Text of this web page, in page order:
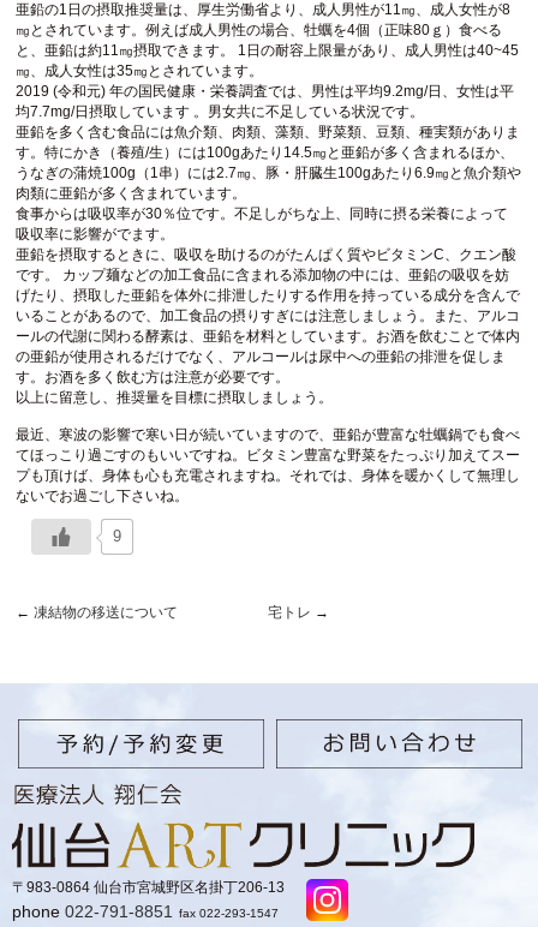
亜鉛の1日の摂取推奨量は、厚生労働省より、成人男性が11㎎、成人女性が8
㎎とされています。例えば成人男性の場合、牡蠣を4個（正味80ｇ）食べる
と、亜鉛は約11㎎摂取できます。 1日の耐容上限量があり、成人男性は40~45
㎎、成人女性は35㎎とされています。
2019 (令和元) 年の国民健康・栄養調査では、男性は平均9.2mg/日、女性は平
均7.7mg/日摂取しています 。男女共に不足している状況です。
亜鉛を多く含む食品には魚介類、肉類、藻類、野菜類、豆類、種実類がありま
す。特にかき（養殖/生）には100gあたり14.5㎎と亜鉛が多く含まれるほか、
うなぎの蒲焼100g（1串）には2.7㎎、豚・肝臓生100gあたり6.9㎎と魚介類や
肉類に亜鉛が多く含まれています。
食事からは吸収率が30％位です。不足しがちな上、同時に摂る栄養によって
吸収率に影響がでます。
亜鉛を摂取するときに、吸収を助けるのがたんぱく質やビタミンC、クエン酸
です。 カップ麺などの加工食品に含まれる添加物の中には、亜鉛の吸収を妨
げたり、摂取した亜鉛を体外に排泄したりする作用を持っている成分を含んで
いることがあるので、加工食品の摂りすぎには注意しましょう。また、アルコ
ールの代謝に関わる酵素は、亜鉛を材料としています。お酒を飲むことで体内
の亜鉛が使用されるだけでなく、アルコールは尿中への亜鉛の排泄を促しま
す。お酒を多く飲む方は注意が必要です。
以上に留意し、推奨量を目標に摂取しましょう。
最近、寒波の影響で寒い日が続いていますので、亜鉛が豊富な牡蠣鍋でも食べ
てほっこり過ごすのもいいですね。ビタミン豊富な野菜をたっぷり加えてスー
プも頂けば、身体も心も充電されますね。それでは、身体を暖かくして無理し
ないでお過ごし下さいね。
9
← 凍結物の移送について 宅トレ →
〒983-0864 仙台市宮城野区名掛丁206-13
phone 022-791-8851 fax 022-293-1547